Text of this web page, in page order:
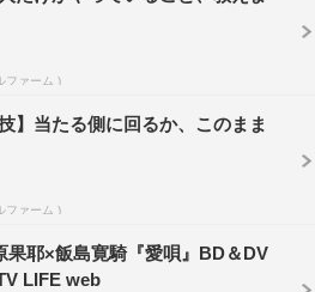
公のトオルを演じる横浜流星と
がそろってカメラに向かって見
出で川村泰祐監督に頭を抱えられ
たり、清原がカチンコを鳴らす
現場が映し出されている。
る病院、制服を着たトオルと凪
、龍也が働く楽器店など、さま
ファーム )
】当たる側に回るか、このまま
ファーム )
果耶×飯島寛騎『愛唄』BD＆DV
LIFE web